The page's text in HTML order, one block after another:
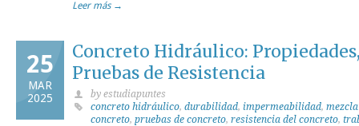
Leer más →
25
MAR
2025
Concreto Hidráulico:
Pruebas de Resistencia
by estudiapuntes
concreto hidráulico, durabilidad, impermeabilidad,
concreto, pruebas de concreto, resistencia del concreto,